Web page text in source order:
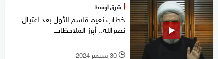
شرق أوسط
خطاب نعيم قاسم الأول بعد اغتيال
نصرالله.. أبرز الملاحظات
l 30 سبتمبر 2024